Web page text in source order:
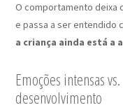
O comportamento deixa
e passa a ser entendido
a criança ainda está a
Emoções intensas
desenvolvimento